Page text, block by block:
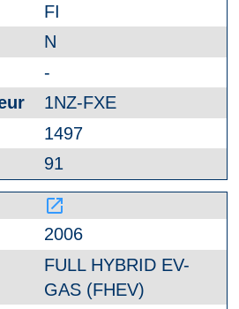
FI
N
-
1NZ-FXE
1497
91
launch
2006
FULL HYBRID EV-
GAS (FHEV)